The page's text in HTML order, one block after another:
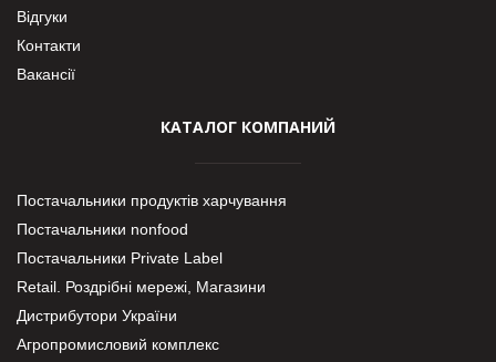
Відгуки
Контакти
Вакансії
КАТАЛОГ КОМПАНИЙ
Постачальники продуктів харчування
Постачальники nonfood
Постачальники Private Label
Retail. Роздрібні мережі, Магазини
Дистрибутори України
Агропромисловий комплекс